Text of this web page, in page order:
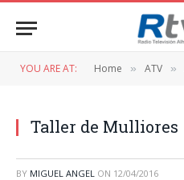
YOU ARE AT: Home » ATV »
Taller de Mulliores
BY MIGUEL ANGEL ON 12/04/2016